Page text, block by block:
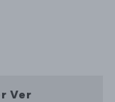
Ver